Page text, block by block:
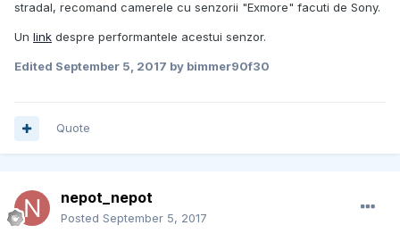
stradal, recomand camerele cu senzorii "Exmore" facuti de Sony.
Un link despre performantele acestui senzor.
Edited September 5, 2017 by bimmer90f30
Quote
nepot_nepot
Posted September 5, 2017